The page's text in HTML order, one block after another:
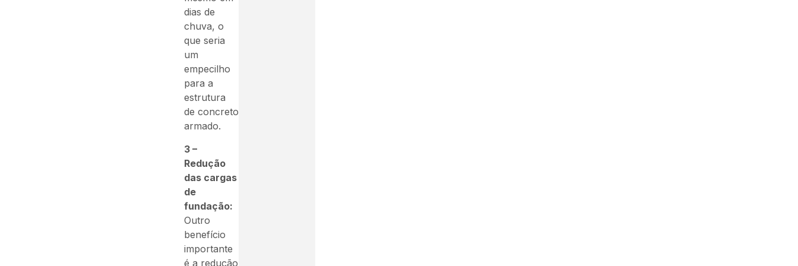
dias de
chuva, o
que seria
um
empecilho
para a
estrutura
de concreto
armado.
3 –
Redução
das cargas
de
fundação:
Outro
benefício
importante
é a redução